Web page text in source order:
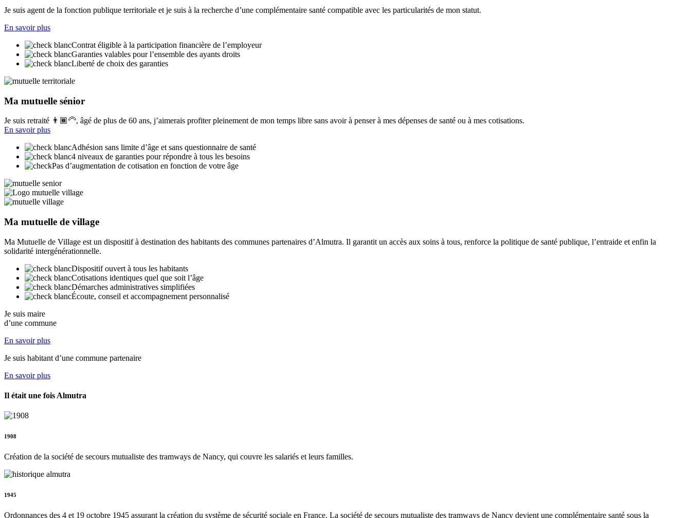
Je suis agent de la fonction publique territoriale et je suis à la recherche d’une complémentaire santé compatible avec les particularités de mon statut.
En savoir plus
Contrat éligible à la participation financière de l’employeur
Garanties valables pour l’ensemble des ayants droits
Liberté de choix des garanties
Ma mutuelle sénior
Je suis retraité 👨🏾‍🦳, âgé de plus de 60 ans, j’aimerais profiter pleinement de mon temps libre sans avoir à penser à mes dépenses de santé ou à mes cotisations.
En savoir plus
Adhésion sans limite d’âge et sans questionnaire de santé
4 niveaux de garanties pour répondre à tous les besoins
Pas d’augmentation de cotisation en fonction de votre âge
Ma mutuelle de village
Ma Mutuelle de Village est un dispositif à destination des habitants des communes partenaires d’Almutra. Il garantit un accès aux soins à tous, renforce la politique de santé publique, l’entraide et enfin la
solidarité intergénérationnelle.
Dispositif ouvert à tous les habitants
Cotisations identiques quel que soit l’âge
Démarches administratives simplifiées
Écoute, conseil et accompagnement personnalisé
Je suis maire
d’une commune
En savoir plus
Je suis habitant d’une commune partenaire
En savoir plus
Il était une fois Almutra
1908
Création de la société de secours mutualiste des tramways de Nancy, qui couvre les salariés et leurs familles.
1945
Ordonnances des 4 et 19 octobre 1945 assurant la création du système de sécurité sociale en France. La société de secours mutualiste des tramways de Nancy devient une complémentaire santé sous la